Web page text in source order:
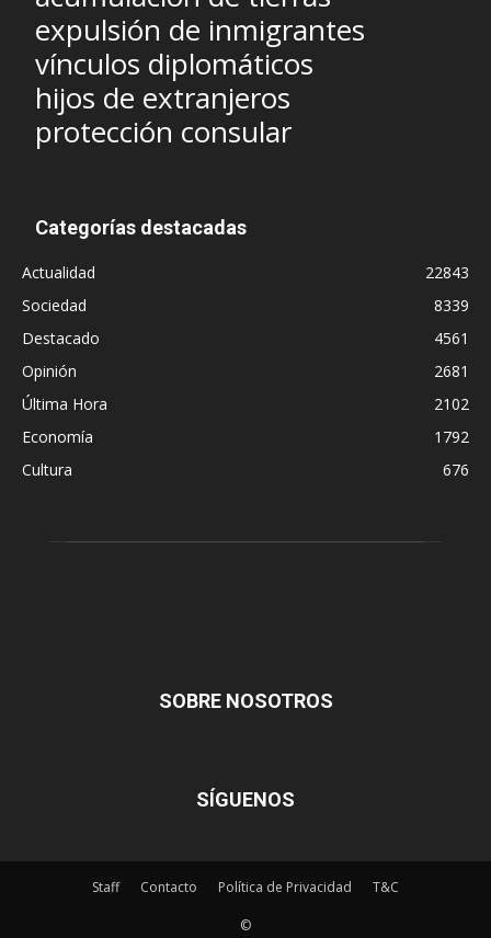
expulsión de inmigrantes
vínculos diplomáticos
hijos de extranjeros
protección consular
Categorías destacadas
Actualidad
22843
Sociedad
8339
Destacado
4561
Opinión
2681
Última Hora
2102
Economía
1792
Cultura
676
SOBRE NOSOTROS
SÍGUENOS
Staff Contacto Política de Privacidad T&C
©